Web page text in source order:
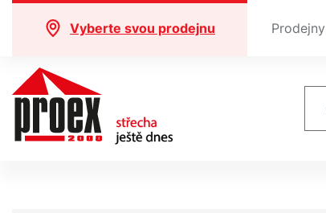
Vyberte svou prodejnu Prodejny